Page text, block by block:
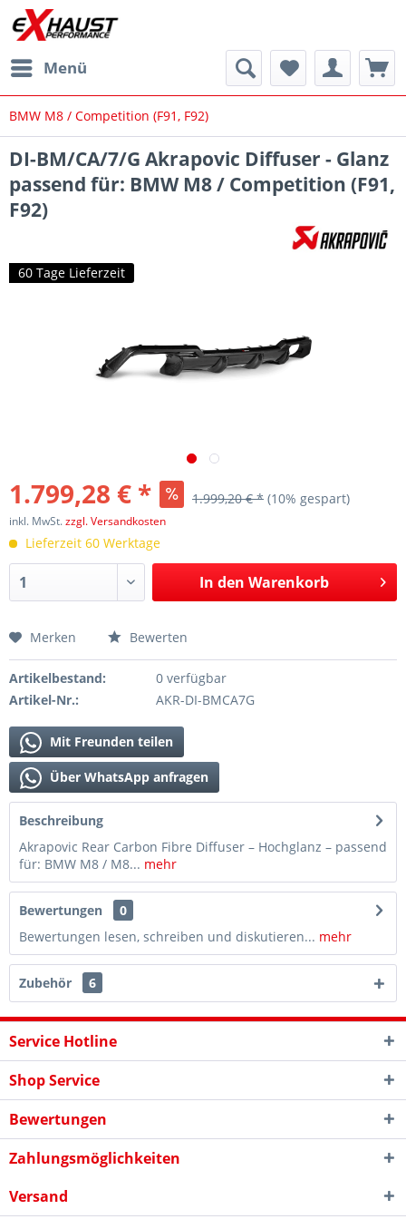
Menü
BMW M8 / Competition (F91, F92)
DI-BM/CA/7/G Akrapovic Diffuser - Glanz
passend für: BMW M8 / Competition (F91,
F92)
60 Tage Lieferzeit
1.799,28 € * 1.999,20 € * (10% gespart)
inkl. MwSt.zzgl. Versandkosten
Lieferzeit 60 Werktage
In den Warenkorb
Merken Bewerten
Artikelbestand:
0 verfügbar
Artikel-Nr.:
AKR-DI-BMCA7G
Mit Freunden teilen
Über WhatsApp anfragen
Beschreibung
Akrapovic Rear Carbon Fibre Diffuser – Hochglanz – passend
für: BMW M8 / M8... mehr
Bewertungen
0
Bewertungen lesen, schreiben und diskutieren... mehr
Zubehör 6
Service Hotline
Shop Service
Bewertungen
Zahlungsmöglichkeiten
Versand